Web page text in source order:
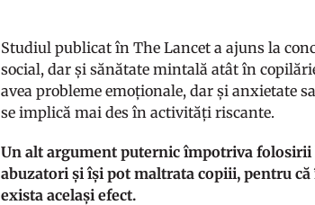
Studiul publicat în The Lancet a ajuns la
social, dar și sănătate mintală atât în
avea probleme emoționale, dar și anxietate
se implică mai des în activități riscante.
Un alt argument puternic împotriva
abuzatori și își pot maltrata copiii, pentru
exista același efect.